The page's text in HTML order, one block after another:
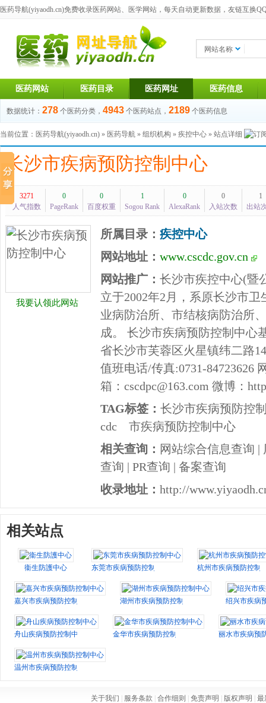
医药导航(yiyaodh.cn)免费收录医药网站、医学网站，每天自动更新数据，友链互换
网站名称
医药网站 医药目录 医药网址 医药信息
数据统计： 278 个医药分类， 4943 个医药站点， 2189 个医药信息
当前位置： 医药导航(yiyaodh.cn) » 医药导航 » 组织机构 » 疾控中心 » 站点详细
长沙市疾病预防控制中心
3271
人气指数
0
PageRank
0
百度权重
1
Sogou Rank
0
AlexaRank
0
入站次数
1
出站
我要认领此网站
所属目录： 疾控中心
网站地址： www.cscdc.gov.cn
网站推广： 长沙市疾控中心(暨
立于2002年2月，系原长沙市
业病防治所、市结核病防治所
成。 长沙市疾病预防控制中心
省长沙市芙蓉区火星镇纬二路
值班电话/传真:0731-84723626
箱：cscdpc@163.com 微博：
TAG标签： 长沙市疾病预防控
cdc
市疾病预防控制中心
相关查询： 网站综合信息查询 |
查询 | PR查询 | 备案查询
收录地址： http://
相关站点
衞生防護中心 东莞市疾病预防控制中心 杭州市疾病预防控制
嘉兴市疾病预防控制中心 湖州市疾病预防控制中心 绍兴市疾病
舟山疾病预防控制中心 金华市疾病预防控制中心 丽水市疾病预
温州市疾病预防控制中心
关于我们 服务条款 合作细则 免责声明 版权声明
最